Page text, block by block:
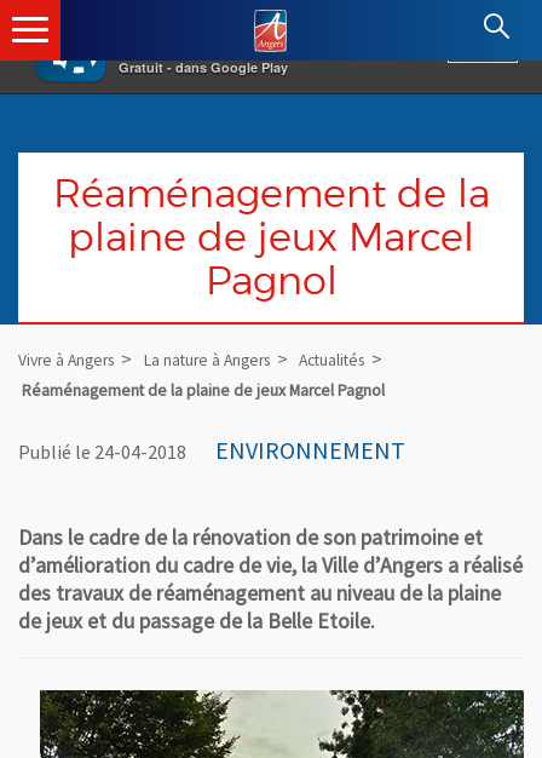
×
Gratuit - dans Google Play
Angers.fr : Retour à l'accueil
Réaménagement de la
plaine de jeux Marcel
Pagnol
Vivre à Angers La nature à Angers
Actualités
Réaménagement de la plaine de jeux Marcel Pagnol
Publié le 24-04-2018 ENVIRONNEMENT
Dans le cadre de la rénovation de son patrimoine et
d’amélioration du cadre de vie, la Ville d’Angers a réalisé
des travaux de réaménagement au niveau de la plaine
de jeux et du passage de la Belle Etoile.